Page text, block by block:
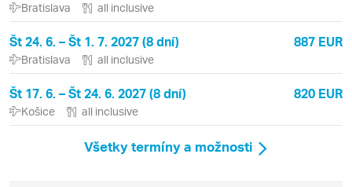
Bratislava all inclusive
Št 24. 6. – Št 1. 7. 2027 (8 dní) 887 EUR
Bratislava all inclusive
Št 17. 6. – Št 24. 6. 2027 (8 dní) 820 EUR
Košice all inclusive
Všetky termíny a možnosti